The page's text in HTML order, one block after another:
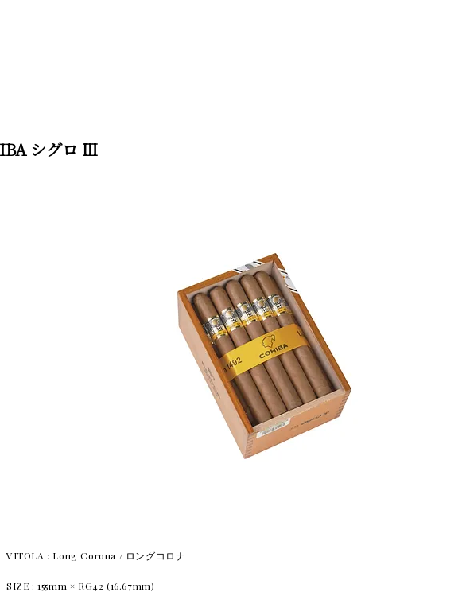
シグロ Ⅲ
VITOLA : Long Corona / ロングコロナ
SIZE : 155mm × RG42 (16.67mm)